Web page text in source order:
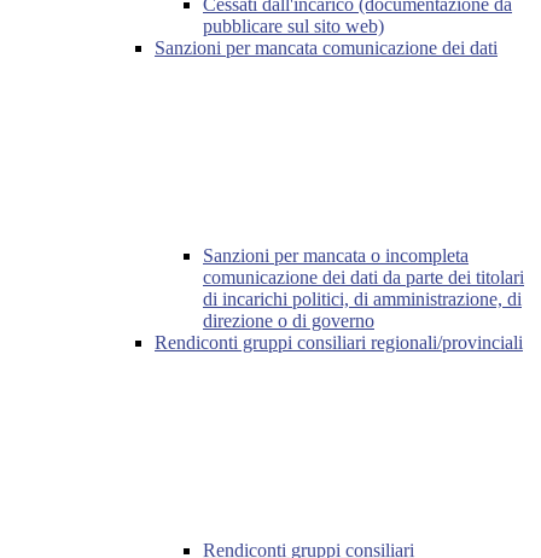
Cessati dall'incarico (documentazione da
pubblicare sul sito web)
Sanzioni per mancata comunicazione dei dati
Sanzioni per mancata o incompleta
comunicazione dei dati da parte dei titolari
di incarichi politici, di amministrazione, di
direzione o di governo
Rendiconti gruppi consiliari regionali/provinciali
Rendiconti gruppi consiliari